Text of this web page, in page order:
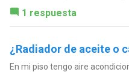
1 respuesta
¿Radiador de aceite o
En mi piso tengo aire